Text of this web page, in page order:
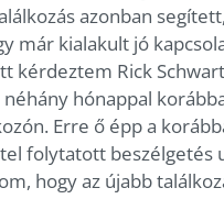
azonban
már kialakult jó
kérdeztem Rick
hónappal
Erre ő épp a
folytatott beszélgetés
hogy az újabb